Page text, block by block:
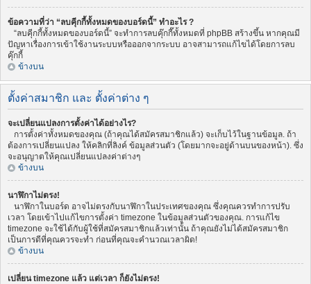
ข้อความที่ว่า “ลบคุีกกี้ทั้งหมดของบอร์ดนี้” ทำอะไร ?
“ลบคุีกกี้ทั้งหมดของบอร์ดนี้” จะทำการลบคุ๊กกี๊ทั้งหมดที่ phpBB สร้างขึ้น หากคุณมี
ปัญหาเรื่องการเข้าใช้งานระบบหรือออกจากระบบ อาจสามารถแก้ไขได้โดยการลบ
คุ๊กกี้
ข้างบน
ตั้งค่าสมาชิก และ ตั้งค่าต่าง ๆ
จะเปลี่ยนแปลงการตั้งค่าได้อย่างไร?
การตั้งค่าทั้งหมดของคุณ (ถ้าคุณได้สมัครสมาชิกแล้ว) จะเก็บไว้ในฐานข้อมูล. ถ้า
ต้องการเปลี่ยนแปลง ให้คลิกที่ลิงค์ ข้อมูลส่วนตัว (โดยมากจะอยู่ด้านบนของหน้า). ซึ่ง
จะอนุญาตให้คุณเปลี่ยนแปลงค่าต่างๆ
ข้างบน
นาฬิกาไม่ตรง!
นาฬิกาในบอร์ด อาจไม่ตรงกับนาฬิกาในประเทศของคุณ ซึ่งคุณควรทำการปรับ
เวลา โดยเข้าไปแก้ไขการตั้งค่า timezone ในข้อมูลส่วนตัวของคุณ. การแก้ไข
timezone จะใช้ได้กับผู้ใช้ที่สมัครสมาชิกแล้วเท่านั้น ถ้าคุณยังไม่ได้สมัครสมาชิก
เป็นการดีที่คุณควรจะทำ ก่อนที่คุณจะคำนวณเวลาผิด!
ข้างบน
เปลี่ยน timezone แล้ว แต่เวลา ก็ยังไม่ตรง!